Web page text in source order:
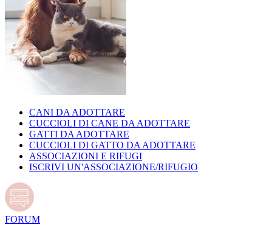
CANI DA ADOTTARE
CUCCIOLI DI CANE DA ADOTTARE
GATTI DA ADOTTARE
CUCCIOLI DI GATTO DA ADOTTARE
ASSOCIAZIONI E RIFUGI
ISCRIVI UN'ASSOCIAZIONE/RIFUGIO
FORUM